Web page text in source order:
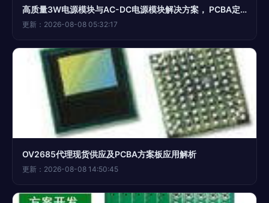
高质量3W电源模块与AC-DC电源模块解决方案， PCBA定制首选捷配电子市场网
更新：2026-08-08 05:32:17
OV2685代理现货供应及PCBA方案板应用解析
更新：2026-08-08 14:50:45